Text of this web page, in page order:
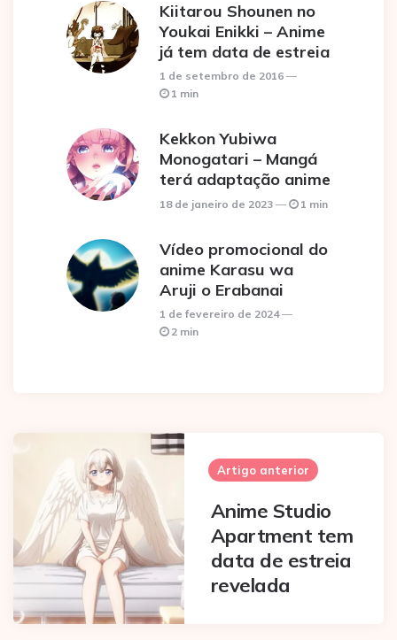
Kiitarou Shounen no
Youkai Enikki – Anime
já tem data de estreia
1 de setembro de 2016
1 min
Kekkon Yubiwa
Monogatari – Mangá
terá adaptação anime
18 de janeiro de 2023 1 min
Vídeo promocional do
anime Karasu wa
Aruji o Erabanai
1 de fevereiro de 2024
2 min
Post
navigation
Artigo anterior
Anime Studio
Apartment tem
data de estreia
revelada